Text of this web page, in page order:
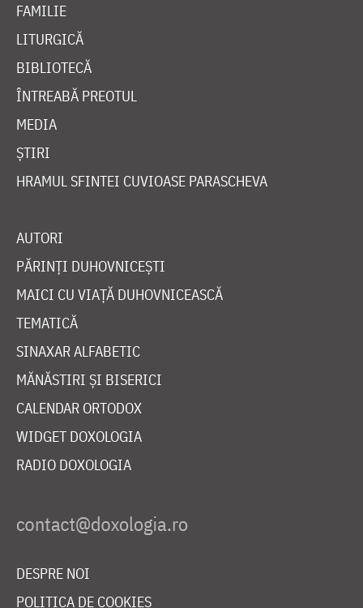
FAMILIE
LITURGICĂ
BIBLIOTECĂ
ÎNTREABĂ PREOTUL
MEDIA
ȘTIRI
HRAMUL SFINTEI CUVIOASE PARASCHEVA
AUTORI
PĂRINȚI DUHOVNICEȘTI
MAICI CU VIAȚĂ DUHOVNICEASCĂ
TEMATICĂ
SINAXAR ALFABETIC
MĂNĂSTIRI ȘI BISERICI
CALENDAR ORTODOX
WIDGET DOXOLOGIA
RADIO DOXOLOGIA
DESPRE NOI
POLITICA DE COOKIES